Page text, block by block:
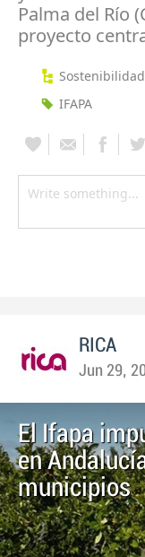
Palma del Río
proyecto
Sostenibilidad
IFAPA
RICA
Jun 29,
El Ifapa
en
municipios